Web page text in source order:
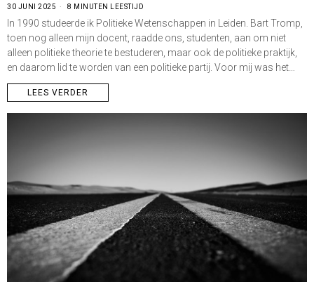
30 JUNI 2025 8 MINUTEN LEESTIJD
In 1990 studeerde ik Politieke Wetenschappen in Leiden. Bart Tromp,
toen nog alleen mijn docent, raadde ons, studenten, aan om niet
alleen politieke theorie te bestuderen, maar ook de politieke praktijk,
en daarom lid te worden van een politieke partij. Voor mij was het…
LEES VERDER